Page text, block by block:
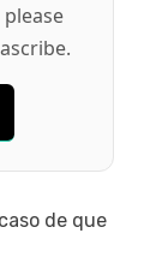
de que